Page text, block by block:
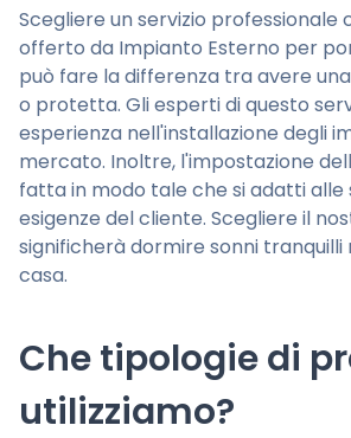
Scegliere un servizio professionale
offerto da Impianto Esterno per
può fare la differenza tra avere
o protetta. Gli esperti di questo
esperienza nell'installazione degli
mercato. Inoltre, l'impostazione
fatta in modo tale che si adatti alle
esigenze del cliente. Scegliere il
significherà dormire sonni
casa.
Che tipologie di
utilizziamo?